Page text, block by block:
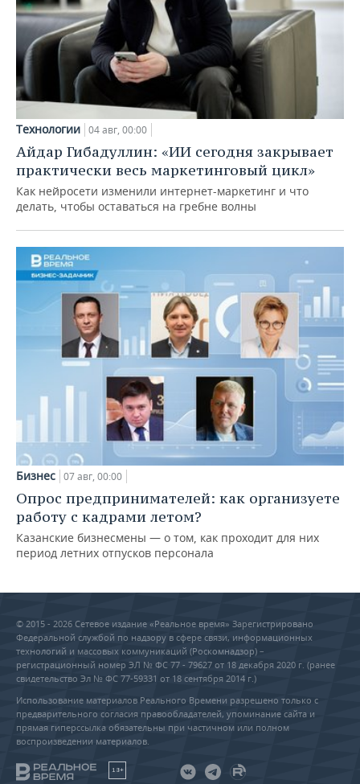
Технологии 04 авг, 00:00
Айдар Гибадуллин: «ИИ сегодня закрывает
практически весь маркетинговый цикл»
Как нейросети изменили интернет-маркетинг и что
делать, чтобы оставаться на гребне волны
Бизнес 07 авг, 00:00
Опрос предпринимателей: как организуете
работу с кадрами летом?
Казанские бизнесмены — о том, как проходит для них
период летних отпусков персонала
© 2015 - 2026 Сетевое издание «Реальное время» Зарегистрировано
Федеральной службой по надзору в сфере связи, информационных
технологий и массовых коммуникаций (Роскомнадзор) –
регистрационный номер ЭЛ № ФС 77 - 79627 от 18 декабря 2020 г. (ранее
свидетельство Эл № ФС 77-59331 от 18 сентября 2014 г.)
Использование материалов Реального Времени разрешено только с
предварительного согласия правообладателей, упоминание сайта и
прямая гиперссылка обязательны при частичном или полном
воспроизведении материалов.
18+